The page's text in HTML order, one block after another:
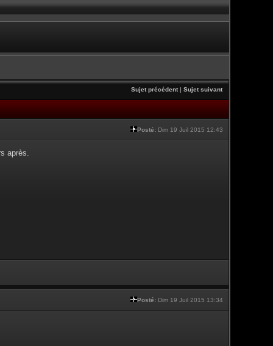
Sujet précédent| Sujet suivant
Posté: Dim 19 Juil 2015 12:43
après.
Posté: Dim 19 Juil 2015 13:34